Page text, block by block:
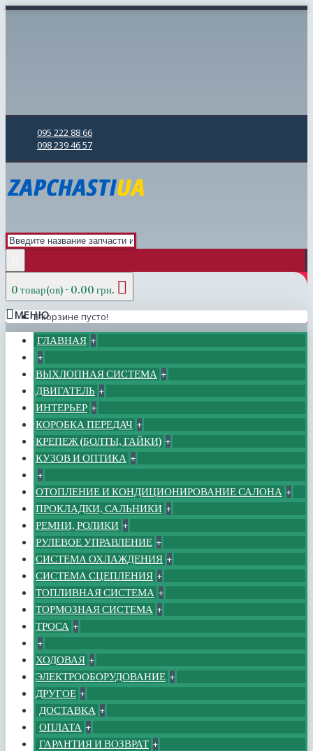
095 222 88 66
098 239 46 57
0 товар(ов) - 0.00 грн.
В корзине пусто!
МЕНЮ
ГЛАВНАЯ +
+
ВЫХЛОПНАЯ СИСТЕМА +
ДВИГАТЕЛЬ +
ИНТЕРЬЕР +
КОРОБКА ПЕРЕДАЧ +
КРЕПЕЖ (БОЛТЫ, ГАЙКИ) +
КУЗОВ И ОПТИКА +
+
ОТОПЛЕНИЕ И КОНДИЦИОНИРОВАНИЕ САЛОНА +
ПРОКЛАДКИ, САЛЬНИКИ +
РЕМНИ, РОЛИКИ +
РУЛЕВОЕ УПРАВЛЕНИЕ +
СИСТЕМА ОХЛАЖДЕНИЯ +
СИСТЕМА СЦЕПЛЕНИЯ +
ТОПЛИВНАЯ СИСТЕМА +
ТОРМОЗНАЯ СИСТЕМА +
ТРОСА +
+
ХОДОВАЯ +
ЭЛЕКТРООБОРУДОВАНИЕ +
ДРУГОЕ +
ДОСТАВКА +
ОПЛАТА +
ГАРАНТИЯ И ВОЗВРАТ +